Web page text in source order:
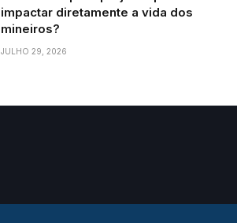
impactar diretamente a vida dos
mineiros?
JULHO 29, 2026